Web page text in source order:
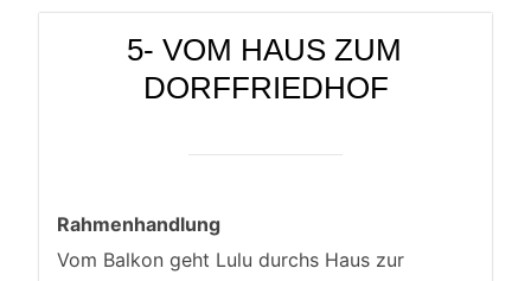
5- VOM HAUS ZUM
DORFFRIEDHOF
Rahmenhandlung
Vom Balkon geht Lulu durchs Haus zur